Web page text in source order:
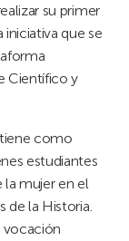
su primer
que se
Científico y
como
estudiantes
la mujer en el
la Historia.
vocación